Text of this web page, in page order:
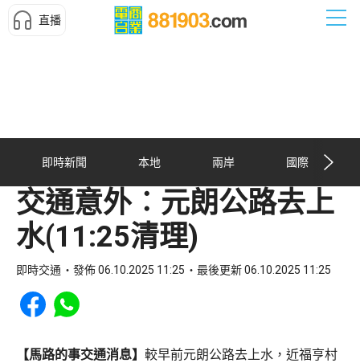
直播
即時新聞 本地 兩岸 國際
交通意外︰元朗公路去上
水(11:25清理)
即時交通 發佈 06.10.2025 11:25 最後更新 06.10.2025 11:25
Share to Facebook
Share to WhatsApp
【馬路的事交通消息】 較早前元朗公路去上水，近福亨村